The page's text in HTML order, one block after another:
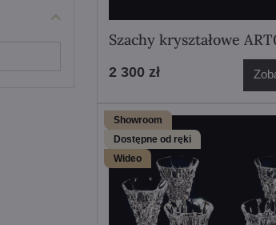
Szachy kryształowe
2 300 zł
Showroom
Dostępne od ręki
Wideo